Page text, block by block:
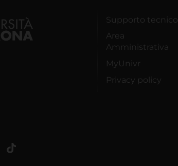
Supporto tecnico
Area
Amministrativa
MyUnivr
Privacy policy